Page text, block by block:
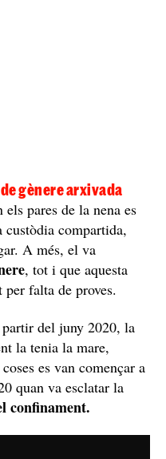
gènere arxivada
pares de la nena es
compartida,
A més, el va
, tot i que aquesta
falta de proves.